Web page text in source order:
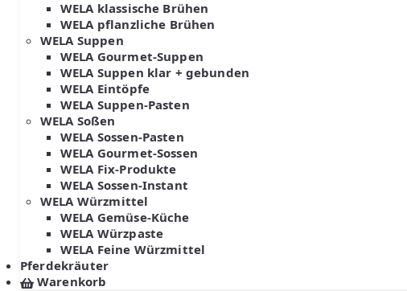
WELA klassische Brühen
WELA pflanzliche Brühen
WELA Suppen
WELA Gourmet-Suppen
WELA Suppen klar + gebunden
WELA Eintöpfe
WELA Suppen-Pasten
WELA Soßen
WELA Sossen-Pasten
WELA Gourmet-Sossen
WELA Fix-Produkte
WELA Sossen-Instant
WELA Würzmittel
WELA Gemüse-Küche
WELA Würzpaste
WELA Feine Würzmittel
Pferdekräuter
Warenkorb